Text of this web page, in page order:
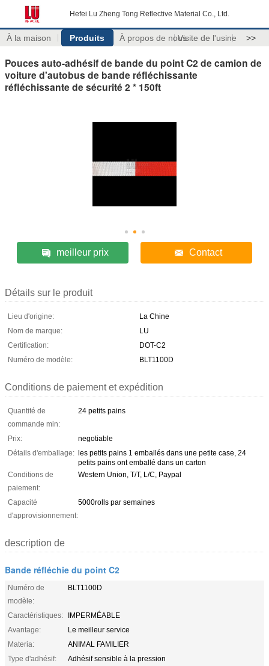
Hefei Lu Zheng Tong Reflective Material Co., Ltd.
À la maison Produits À propos de nousVisite de l'usine >>
Pouces auto-adhésif de bande du point C2 de camion de
voiture d'autobus de bande réfléchissante
réfléchissante de sécurité 2 * 150ft
meilleur prix Contact
Détails sur le produit
Lieu d'origine:
La Chine
Nom de marque:
LU
Certification:
DOT-C2
Numéro de modèle:
BLT1100D
Conditions de paiement et expédition
Quantité de
commande min:
24 petits pains
Prix:
negotiable
Détails d'emballage: les petits pains 1 emballés dans une petite case, 24
petits pains ont emballé dans un carton
Conditions de
paiement:
Western Union, T/T, L/C, Paypal
Capacité
d'approvisionnement:
5000rolls par semaines
description de
Bande réfléchie du point C2
Numéro de
modèle:
BLT1100D
Caractéristiques:
IMPERMÉABLE
Avantage:
Le meilleur service
Materia:
ANIMAL FAMILIER
Type d'adhésif:
Adhésif sensible à la pression